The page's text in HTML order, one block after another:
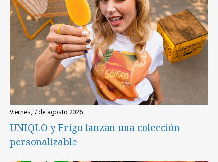
viernes, 7 de agosto 2026
UNIQLO y Frigo lanzan una colección
personalizable